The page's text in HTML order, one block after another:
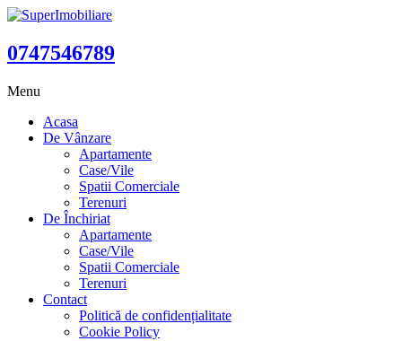
0747546789
Menu
Acasa
De Vânzare
Apartamente
Case/Vile
Spatii Comerciale
Terenuri
De Închiriat
Apartamente
Case/Vile
Spatii Comerciale
Terenuri
Contact
Politică de confidențialitate
Cookie Policy